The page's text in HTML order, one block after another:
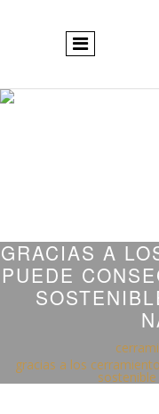
GRACIAS A
PUEDE
gracias a los